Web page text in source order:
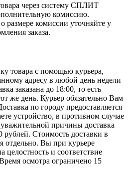
через систему СПЛИТ
комиссию.
комиссии уточняйте у
заказа.
товара с помощью курьера,
адресу в любой день недели
заказана до 18:00, то есть
же день. Курьер обязательно Вам
по городу предоставляется
устройство, в противном случае
причины доставка
рублей. Стоимость доставки в
отдельно. Вы при курьере
целостность и соответствие
осмотра ограничено 15